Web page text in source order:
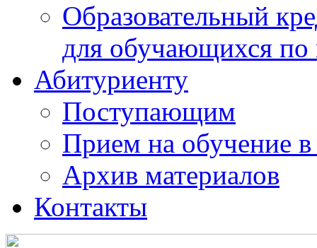
Образовательный
для обучающихся
Абитуриенту
Поступающим
Прием на обучение в
Архив материалов
Контакты